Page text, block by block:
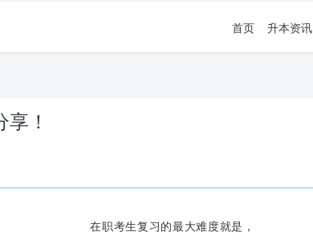
首页 升本资讯
！
在职考生复习的最大难度就是，